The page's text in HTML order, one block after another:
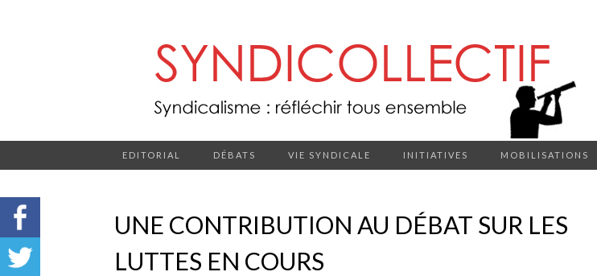
EDITORIAL DÉBATS VIE SYNDICALE INITIATIVES MOBILISATIONS
UNE CONTRIBUTION AU DÉBAT SUR LES
LUTTES EN COURS